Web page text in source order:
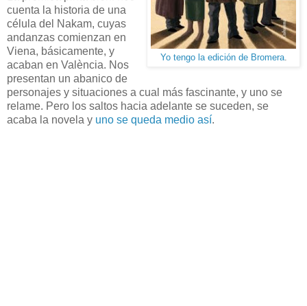
Yo tengo la edición de Bromera.
cuenta la historia de una
célula del Nakam, cuyas
andanzas comienzan en
Viena, básicamente, y
acaban en València. Nos
presentan un abanico de
personajes y situaciones a cual más fascinante, y uno se
relame. Pero los saltos hacia adelante se suceden, se
acaba la novela y uno se queda medio así.